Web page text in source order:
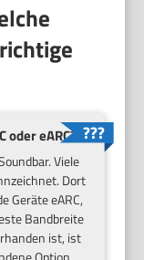
odereARC?
Viele
Dort
Geräte eARC,
Bandbreite
ist, ist